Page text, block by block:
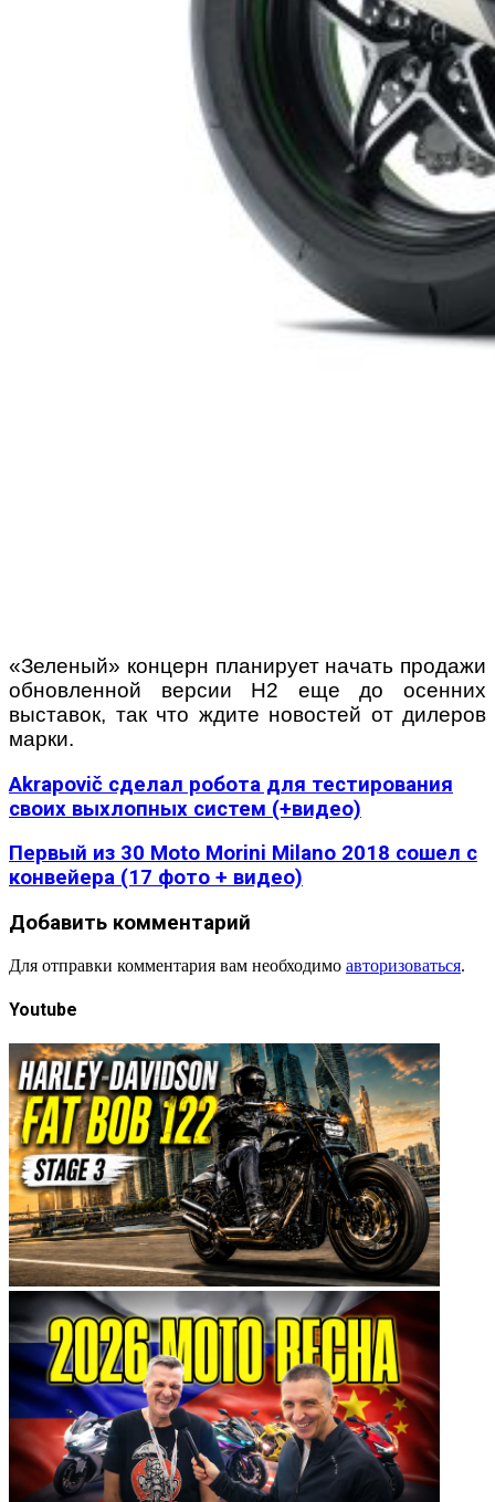
«Зеленый» концерн планирует начать продажи
обновленной версии H2 еще до осенних
выставок, так что ждите новостей от дилеров
марки.
Akrapovič сделал робота для тестирования
своих выхлопных систем (+видео)
Первый из 30 Moto Morini Milano 2018 сошел с
конвейера (17 фото + видео)
Добавить комментарий
Для отправки комментария вам необходимо авторизоваться.
Youtube